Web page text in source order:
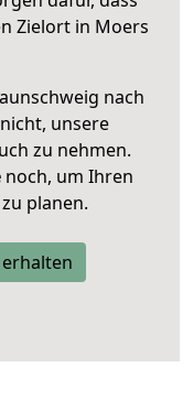
Zielort in Moers
nach
unsere
zu nehmen.
noch, um Ihren
zu planen.